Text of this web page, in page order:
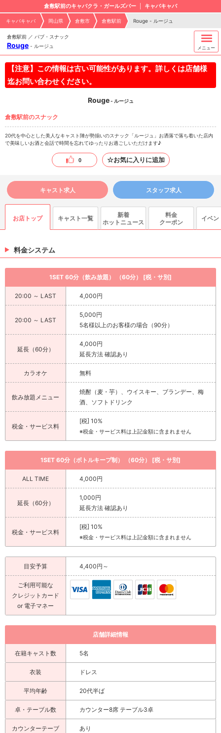
倉敷駅前のキャバクラ・ガールズバー キャバキャバ
キャバキャバ 岡山県 倉敷市 倉敷駅前 Rouge - ルージュ
倉敷駅前 ／ パブ・スナック
Rouge - ルージュ メニュー
【注意】この情報は古い可能性があります。詳しくは店舗様
迄お問い合わせください。
Rouge- ルージュ
倉敷駅前のスナック
20代を中心とした美人なキャスト陣が勢揃いのスナック「ルージュ」お洒落で落ち着いた店内
で美味しいお酒と会話で時間を忘れてゆったりお過ごしいただけます♪
0 ☆お気に入りに追加
キャスト求人 スタッフ求人
お店トップ キャスト一覧
新着
ホットニュース
料金
クーポン
イベン
料金システム
1SET 60分（飲み放題） （60分） [税・サ別]
20:00 ～ LAST 4,000円
20:00 ～ LAST
5,000円
5名様以上のお客様の場合（90分）
延長（60分）
4,000円
延長方法 確認あり
カラオケ 無料
飲み放題メニュー
焼酎（麦・芋）、ウイスキー、ブランデー、梅
酒、ソフトドリンク
税金・サービス料
[税] 10%
※税金・サービス料は上記金額に含まれません
1SET 60分（ボトルキープ制） （60分） [税・サ別]
ALL TIME 4,000円
延長（60分）
1,000円
延長方法 確認あり
税金・サービス料
[税] 10%
※税金・サービス料は上記金額に含まれません
目安予算 4,400円～
ご利用可能な
クレジットカード
or 電子マネー
店舗詳細情報
在籍キャスト数 5名
衣装 ドレス
平均年齢 20代半ば
卓・テーブル数 カウンター8席 テーブル3卓
カウンターテーブ
あり